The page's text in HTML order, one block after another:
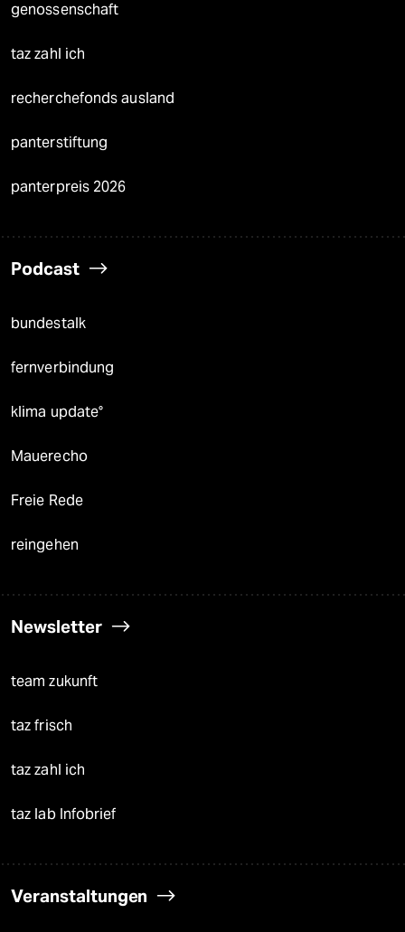
genossenschaft
taz zahl ich
recherchefonds ausland
panterstiftung
panterpreis 2026
Podcast
bundestalk
fernverbindung
klima update°
Mauerecho
Freie Rede
reingehen
Newsletter
team zukunft
taz frisch
taz zahl ich
taz lab Infobrief
Veranstaltungen